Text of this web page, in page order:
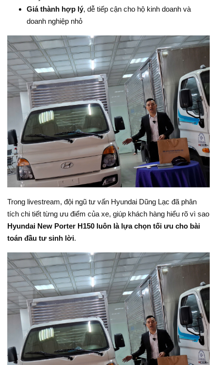
Giá thành hợp lý, dễ tiếp cận cho hộ kinh doanh và
doanh nghiệp nhỏ
Trong livestream, đội ngũ tư vấn Hyundai Dũng Lạc đã phân
tích chi tiết từng ưu điểm của xe, giúp khách hàng hiểu rõ vì sao
Hyundai New Porter H150 luôn là lựa chọn tối ưu cho bài
toán đầu tư sinh lời.